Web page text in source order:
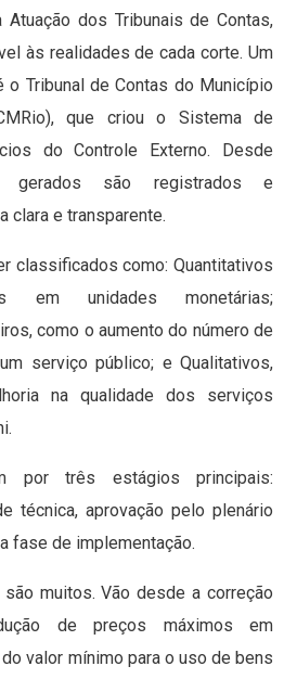
dos Tribunais de Contas,
às realidades de cada corte. Um
Tribunal de Contas do Município
que criou o Sistema de
do Controle Externo. Desde
gerados são registrados e
clara e transparente.
classificados como: Quantitativos
em unidades monetárias;
como o aumento do número de
serviço público; e Qualitativos,
na qualidade dos serviços
por três estágios principais:
técnica, aprovação pelo plenário
fase de implementação.
muitos. Vão desde a correção
de preços máximos em
valor mínimo para o uso de bens